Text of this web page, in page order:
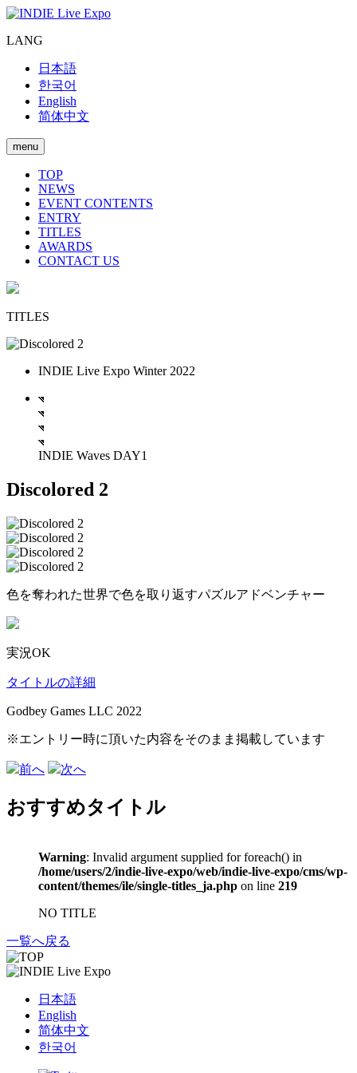
LANG
日本語
한국어
English
简体中文
menu
TOP
NEWS
EVENT CONTENTS
ENTRY
TITLES
AWARDS
CONTACT US
TITLES
INDIE Live Expo Winter 2022
INDIE Waves DAY1
Discolored 2
色を奪われた世界で色を取り返すパズルアドベンチャー
実況OK
タイトルの詳細
Godbey Games LLC 2022
※エントリー時に頂いた内容をそのまま掲載しています
前へ 次へ
おすすめタイトル
Warning: Invalid argument supplied for foreach() in
/home/users/2/indie-live-expo/web/indie-live-expo/cms/wp-
content/themes/ile/single-titles_ja.php on line 219
NO TITLE
一覧へ戻る
日本語
English
简体中文
한국어